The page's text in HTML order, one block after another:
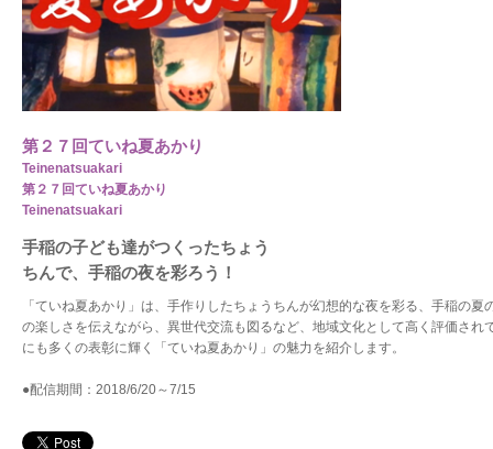
第２７回ていね夏あかり
Teinenatsuakari
第２７回ていね夏あかり
Teinenatsuakari
手稲の子ども達がつくったちょう
ちんで、手稲の夜を彩ろう！
「ていね夏あかり」は、手作りしたちょうちんが幻想的な夜を彩る、手稲の
の楽しさを伝えながら、異世代交流も図るなど、地域文化として高く評価さ
にも多くの表彰に輝く「ていね夏あかり」の魅力を紹介します。
●配信期間：2018/6/20～7/15